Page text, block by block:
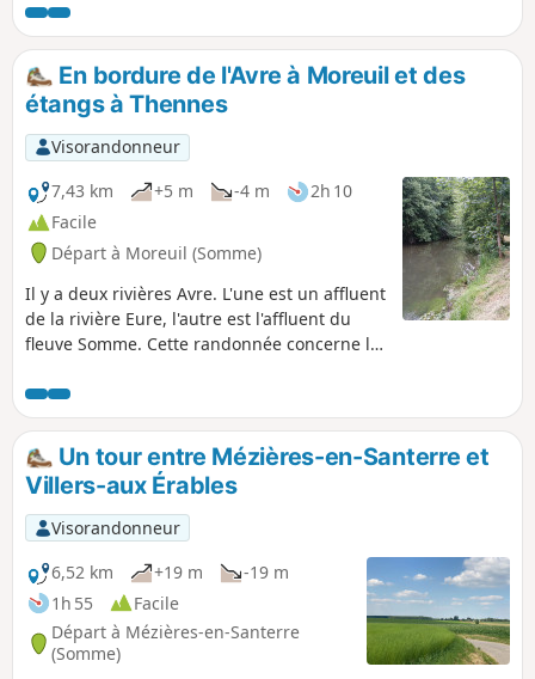
pour traverser ce bourg et ce village. Une
deuxième boucle dans la vallée de l'Avre
permet de rejoindre le parking de départ.
Sur le parcours, on peut voir des édifices
typiques et étonnants.
En bordure de l'Avre à Moreuil et des
étangs à Thennes
Visorandonneur
7,43 km
+5 m -4 m
2h 10
Facile
Départ à Moreuil (Somme)
Il y a deux rivières Avre. L'une est un affluent
de la rivière Eure, l'autre est l'affluent du
fleuve Somme. Cette randonnée concerne la
donne le plaisir de longer la rivière Avre à
Moreuil. En effet, la communauté de
communes entretient le chemin de halage.
Elle permet aussi de faire le tour des étangs
de pêche de Thennes et d’admirer le
paysage champêtre de ces plans d’eau.
Un tour entre Mézières-en-Santerre et
Villers-aux Érables
Visorandonneur
6,52 km
+19 m
-19 m
1h 55
Facile
Départ à Mézières-en-Santerre
(Somme)